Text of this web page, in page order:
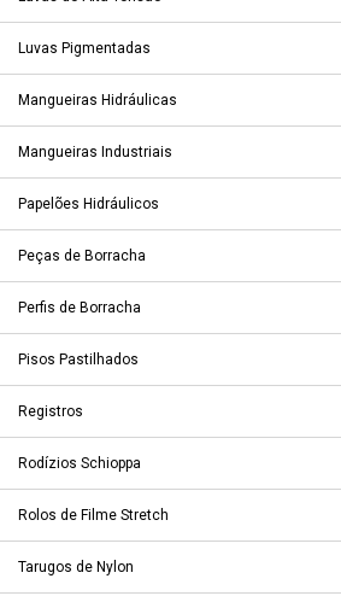
Luvas Pigmentadas
Mangueiras Hidráulicas
Mangueiras Industriais
Papelões Hidráulicos
Peças de Borracha
Perfis de Borracha
Pisos Pastilhados
Registros
Rodízios Schioppa
Rolos de Filme Stretch
Tarugos de Nylon